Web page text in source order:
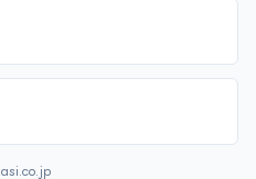
asi.co.jp